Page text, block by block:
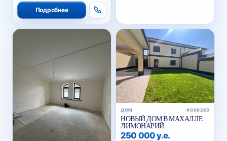
Подробнее
ДОМ #000263
НОВЫЙ ДОМ В МАХАЛЛЕ
ЛИМОНАРИЙ
250 000 у.е.